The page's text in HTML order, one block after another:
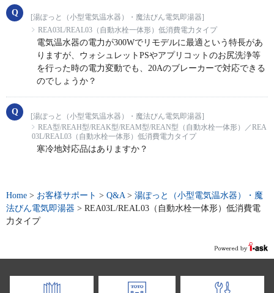
[湯ぽっと（小型電気温水器）・魔法びん電気即湯器]
REA03L/REAL03（自動水栓一体形）低消費電力タイプ
電気温水器の電力が300Wでリモデルに最適という特長があ
りますが、ウォシュレットPSやアプリコットのお尻洗浄等
を行った時の電力変動でも、20Aのブレーカーで対応できる
のでしょうか？
[湯ぽっと（小型電気温水器）・魔法びん電気即湯器]
REA型/REAH型/REAK型/REAM型/REAN型（自動水栓一体形）／REA
03L/REAL03（自動水栓一体形）低消費電力タイプ
寒冷地対応品はありますか？
Home > お客様サポート > Q&A> 湯ぽっと（小型電気温水器）・魔
法びん電気即湯器 > REA03L/REAL03（自動水栓一体形）低消費電
力タイプ